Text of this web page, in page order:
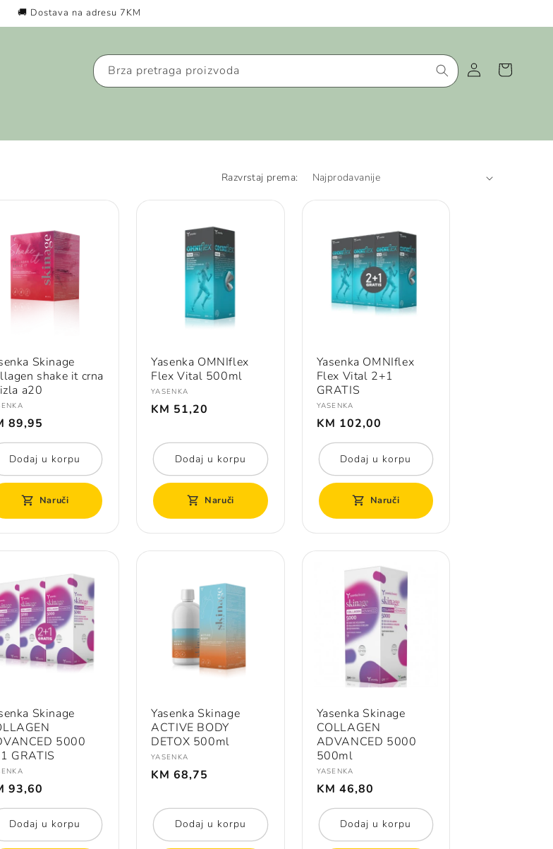
🚚 Dostava na adresu 7KM
Brza pretraga proizvoda Prijava Košarica
Razvrstaj prema:
Skinage
shake it crna
a20
89,95
Dodaj u korpu
Naruči
Yasenka OMNIflex
Flex Vital 500ml
Prodavač:
YASENKA
Redovna
cijena
KM 51,20
Dodaj u korpu
Naruči
Yasenka OMNIflex
Flex Vital 2+1
GRATIS
Prodavač:
YASENKA
Redovna
KM 102,00
Dodaj u korpu
Naruči
Skinage
5000
GRATIS
93,60
Dodaj u korpu
Yasenka Skinage
ACTIVE BODY
DETOX 500ml
Prodavač:
YASENKA
Redovna
cijena
KM 68,75
Dodaj u korpu
Yasenka Skinage
COLLAGEN
ADVANCED 5000
500ml
Prodavač:
YASENKA
Redovna
cijena
KM 46,80
Dodaj u korpu